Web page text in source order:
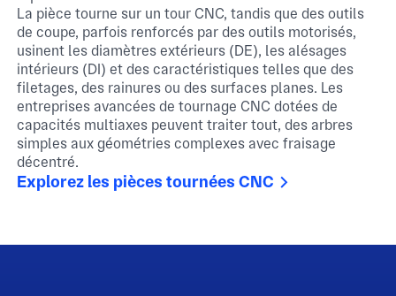
La pièce tourne sur un tour CNC, tandis que des outils
de coupe, parfois renforcés par des outils motorisés,
usinent les diamètres extérieurs (DE), les alésages
intérieurs (DI) et des caractéristiques telles que des
filetages, des rainures ou des surfaces planes. Les
entreprises avancées de tournage CNC dotées de
capacités multiaxes peuvent traiter tout, des arbres
simples aux géométries complexes avec fraisage
décentré.
Explorez les pièces tournées CNC